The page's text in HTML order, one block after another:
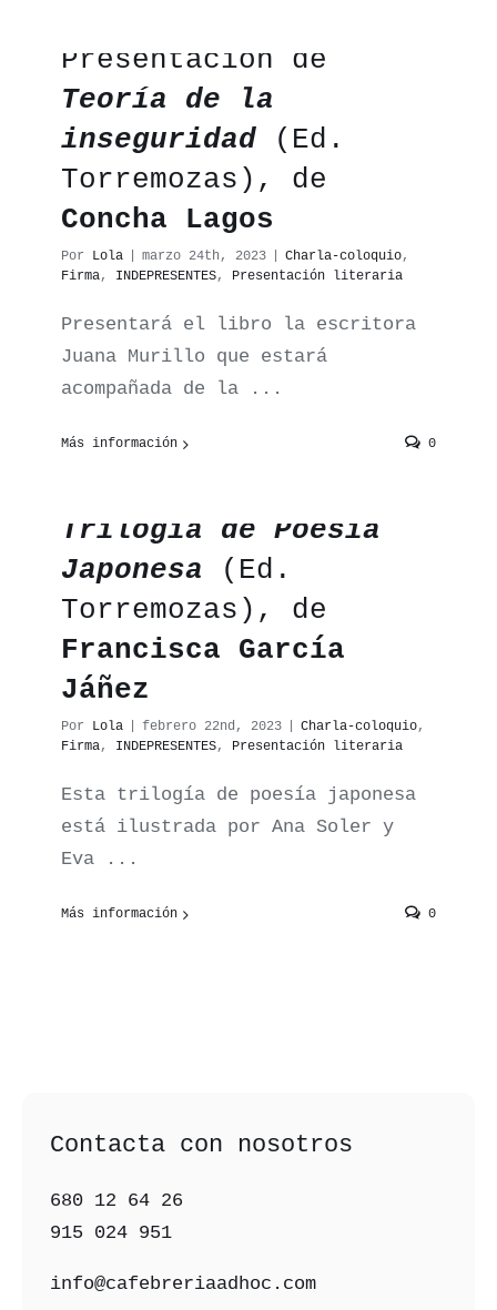
Presentación de
Teoría de la
inseguridad (Ed.
Torremozas), de
Concha Lagos
Por Lola marzo 24th, 2023 Charla-coloquio,
Firma, INDEPRESENTES, Presentación literaria
Presentará el libro la escritora
Juana Murillo que estará
acompañada de la ...
Más información 0
Trilogía de Poesía
Japonesa (Ed.
Torremozas), de
Francisca García
Jáñez
Por Lola febrero 22nd, 2023 Charla-coloquio,
Firma, INDEPRESENTES, Presentación literaria
Esta trilogía de poesía japonesa
está ilustrada por Ana Soler y
Eva ...
Más información 0
Contacta con nosotros
680 12 64 26‬
915 024 951‬
info@cafebreriaadhoc.com